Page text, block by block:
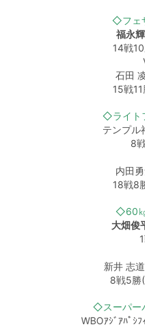
◇フェ
福永
14戦
石田
15戦
◇ライト
テンプル
8
内田
18戦8
◇60
大畑俊
新井 志
8戦5勝
◇スーパー
WBOｱｼﾞｱﾊﾟｼ